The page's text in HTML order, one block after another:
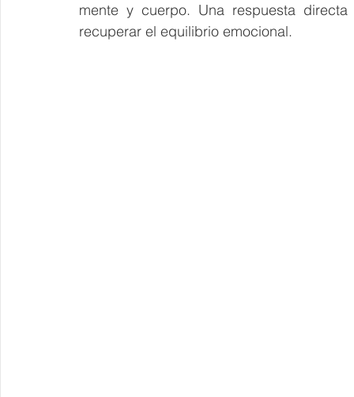
mente y cuerpo. Una respuesta
recuperar el equilibrio emocional.